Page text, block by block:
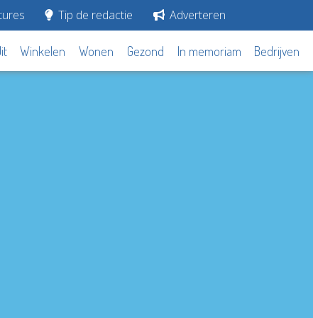
Tip de redactie Adverteren
Winkelen Wonen Gezond In memoriam Bedrijven